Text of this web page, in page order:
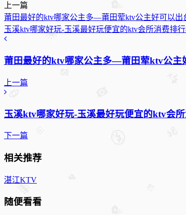
上一篇
莆田最好的ktv哪家公主多—莆田荤ktv公主好可以出
玉溪ktv哪家好玩-玉溪最好玩便宜的ktv会所消费排
莆田最好的ktv哪家公主多—莆田荤ktv公主
上一篇
玉溪ktv哪家好玩-玉溪最好玩便宜的ktv会
下一篇
相关推荐
湛江KTV
随便看看